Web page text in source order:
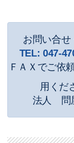
お問い合せ
TEL:047-
ＦＡＸでご依
用くだ
法人 問
ハンター シーリ
制震 補強金具「
電動オーニング